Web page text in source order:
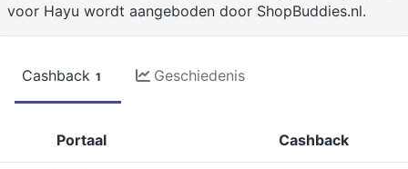
voor Hayu wordt aangeboden door ShopBuddies.nl.
Cashback 1 Geschiedenis
Portaal Cashback